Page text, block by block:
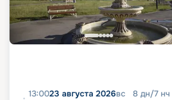
13:0023 августа 2026вс 8 дн/7 нч